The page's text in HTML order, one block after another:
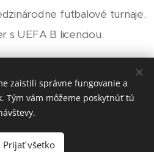
futbalové turnaje.
s UEFA B licenciou.
zaistili správne fungovanie a
Tým vám môžeme poskytnúť tú
Prijať všetko